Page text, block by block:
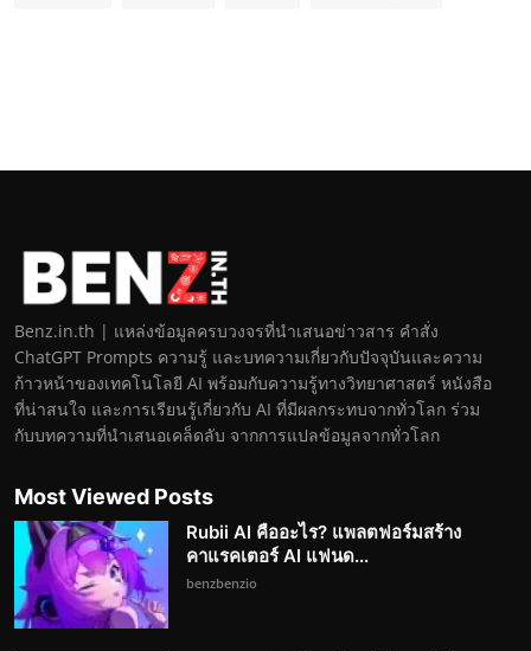
Benz.in.th | แหล่งข้อมูลครบวงจรที่นำเสนอข่าวสาร คำสั่ง
ChatGPT Prompts ความรู้ และบทความเกี่ยวกับปัจจุบันและความ
ก้าวหน้าของเทคโนโลยี AI พร้อมกับความรู้ทางวิทยาศาสตร์ หนังสือ
ที่น่าสนใจ และการเรียนรู้เกี่ยวกับ AI ที่มีผลกระทบจากทั่วโลก ร่วม
กับบทความที่นำเสนอเคล็ดลับ จากการแปลข้อมูลจากทั่วโลก
Most Viewed Posts
Rubii AI คืออะไร? แพลตฟอร์มสร้าง
คาแรคเตอร์ AI แฟนด...
benzbenzio